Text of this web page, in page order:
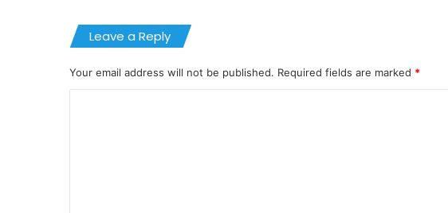
Leave a Reply
Your email address will not be published. Required fields are marked *